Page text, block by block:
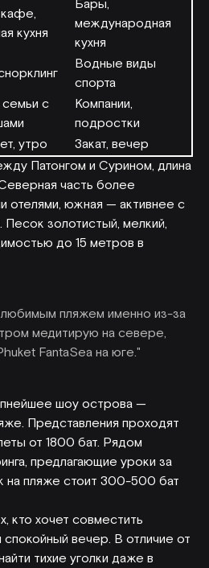
кафе,
кухня
Бары,
международная
кухня
Водные виды
спорта
с
Компании,
подростки
утро
Закат, вечер
Патонгом и Сурином, длина
часть более
отелями, южная — активнее с
золотистый, мелкий,
до 15 метров в
пляжем именно из-за
медитирую на севере,
FantaSea на юге."
шоу острова —
Представления проходят
от 1800 бат. Рядом
предлагающие уроки за
на пляже стоит 300-500 бат
кто хочет совместить
вечер. В отличие от
тихие уголки даже в